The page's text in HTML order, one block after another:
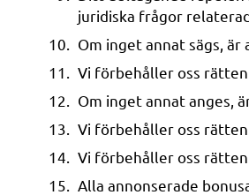
juridiska frågor
Om inget annat sägs, är
Vi förbehåller oss
Om inget annat anges,
Vi förbehåller oss
Vi förbehåller oss
Alla annonserade